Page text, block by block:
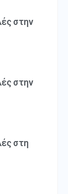
στην
στην
στη